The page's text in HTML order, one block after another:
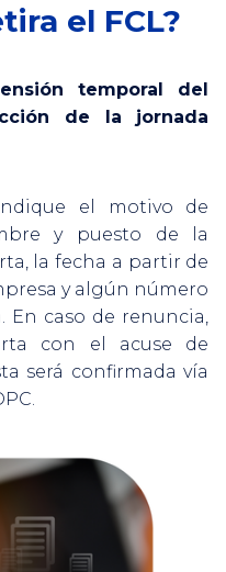
el FCL?
temporal del
de la jornada
el motivo de
y puesto de la
la fecha a partir de
y algún número
caso de renuncia,
con el acuse de
será confirmada vía